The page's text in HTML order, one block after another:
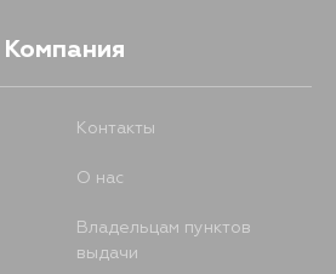
Компания
Контакты
О нас
Владельцам пунктов
выдачи